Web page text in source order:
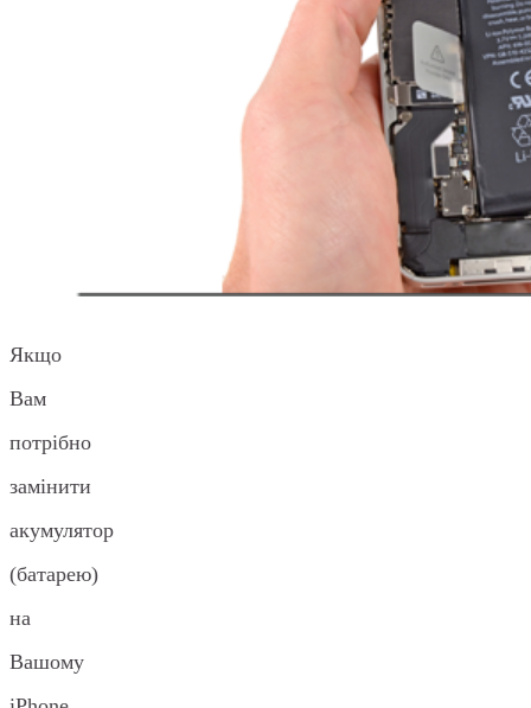
Якщо
Вам
потрібно
замінити
акумулятор
(батарею)
на
Вашому